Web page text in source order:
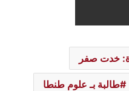
خدت صفر
طالبة بـ علوم طنطا